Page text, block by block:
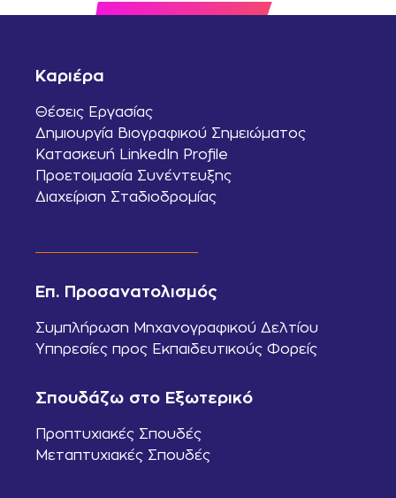
Καριέρα
Θέσεις Εργασίας
Δημιουργία Βιογραφικού Σημειώματος
Κατασκευή LinkedIn Profile
Προετοιμασία Συνέντευξης
Διαχείριση Σταδιοδρομίας
Επ. Προσανατολισμός
Συμπλήρωση Μηχανογραφικού Δελτίου
Υπηρεσίες προς Εκπαιδευτικούς Φορείς
Σπουδάζω στο Εξωτερικό
Προπτυχιακές Σπουδές
Μεταπτυχιακές Σπουδές